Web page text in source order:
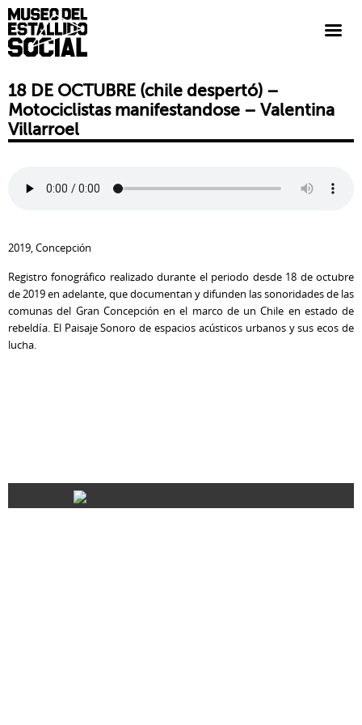
18 DE OCTUBRE (chile despertó) –
Motociclistas manifestandose – Valentina
Villarroel
2019, Concepción
Registro fonográfico realizado durante el periodo desde 18 de octubre
de 2019 en adelante, que documentan y difunden las sonoridades de las
comunas del Gran Concepción en el marco de un Chile en estado de
rebeldía. El Paisaje Sonoro de espacios acústicos urbanos y sus ecos de
lucha.